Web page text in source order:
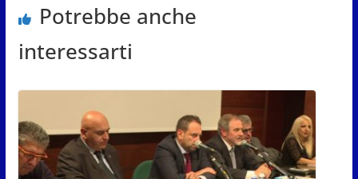
Potrebbe anche
interessarti